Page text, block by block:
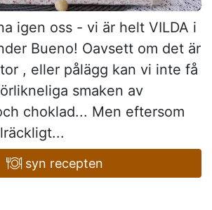
igen oss - vi är helt VILDA i
Bueno! Oavsett om det är
, eller pålägg kan vi inte få
smaken av
choklad... Men eftersom
syn recepten